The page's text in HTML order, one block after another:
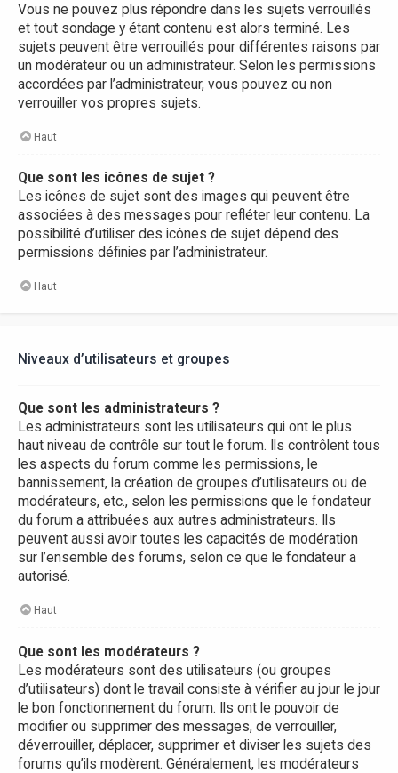
Vous ne pouvez plus répondre dans les sujets verrouillés
et tout sondage y étant contenu est alors terminé. Les
sujets peuvent être verrouillés pour différentes raisons par
un modérateur ou un administrateur. Selon les permissions
accordées par l’administrateur, vous pouvez ou non
verrouiller vos propres sujets.
Haut
Que sont les icônes de sujet ?
Les icônes de sujet sont des images qui peuvent être
associées à des messages pour refléter leur contenu. La
possibilité d’utiliser des icônes de sujet dépend des
permissions définies par l’administrateur.
Haut
Niveaux d’utilisateurs et groupes
Que sont les administrateurs ?
Les administrateurs sont les utilisateurs qui ont le plus
haut niveau de contrôle sur tout le forum. Ils contrôlent tous
les aspects du forum comme les permissions, le
bannissement, la création de groupes d’utilisateurs ou de
modérateurs, etc., selon les permissions que le fondateur
du forum a attribuées aux autres administrateurs. Ils
peuvent aussi avoir toutes les capacités de modération
sur l’ensemble des forums, selon ce que le fondateur a
autorisé.
Haut
Que sont les modérateurs ?
Les modérateurs sont des utilisateurs (ou groupes
d’utilisateurs) dont le travail consiste à vérifier au jour le jour
le bon fonctionnement du forum. Ils ont le pouvoir de
modifier ou supprimer des messages, de verrouiller,
déverrouiller, déplacer, supprimer et diviser les sujets des
forums qu’ils modèrent. Généralement, les modérateurs